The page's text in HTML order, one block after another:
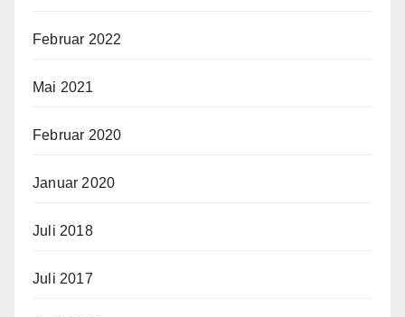
Februar 2022
Mai 2021
Februar 2020
Januar 2020
Juli 2018
Juli 2017